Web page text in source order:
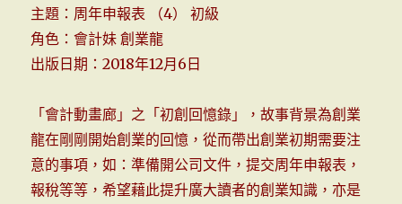
主題：周年申報表 （4） 初級
角色：會計妹 創業龍
出版日期：2018年12月6日
「會計動畫廊」之「初創回憶錄」，故事背景為創業
龍在剛剛開始創業的回憶，從而帶出創業初期需要注
意的事項，如：準備開公司文件，提交周年申報表，
報稅等等，希望藉此提升廣大讀者的創業知識，亦是